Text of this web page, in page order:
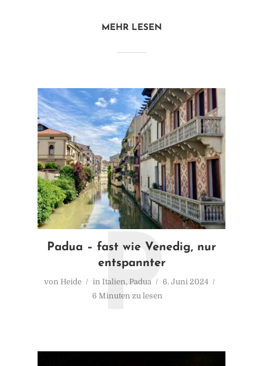
2141FEFB-2F45-4943-87E1-
87DB4E93DDF1_1_105_c
vonHeide 20. Oktober 2021 1 Minuten zu lesen
MEHR LESEN
Padua – fast wie Venedig, nur
entspannter
von Heide in Italien, Padua
6. Juni 2024
6 Minuten zu lesen
P